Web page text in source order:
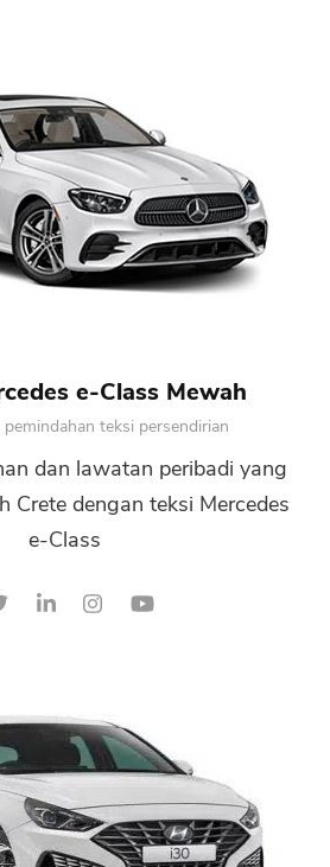
e-Class Mewah
teksi persendirian
dan lawatan peribadi yang
Crete dengan teksi Mercedes
e-Class